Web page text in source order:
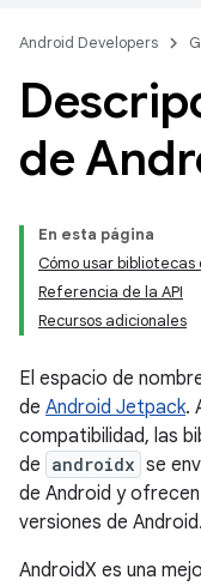
Android Developers
de
En esta página
Cómo usar
Referencia de la API
Recursos adicionales
El espacio de
de Android Jetpack.
compatibilidad, las
de androidx se
de Android y
versiones de Android.
AndroidX es una